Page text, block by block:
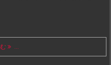
...